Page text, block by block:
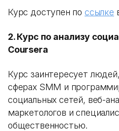
Курс доступен по ссылке
2. Курс по анализу
Coursera
Курс заинтересует
сферах SMM и
социальных сетей, веб-
маркетологов и
общественностью.